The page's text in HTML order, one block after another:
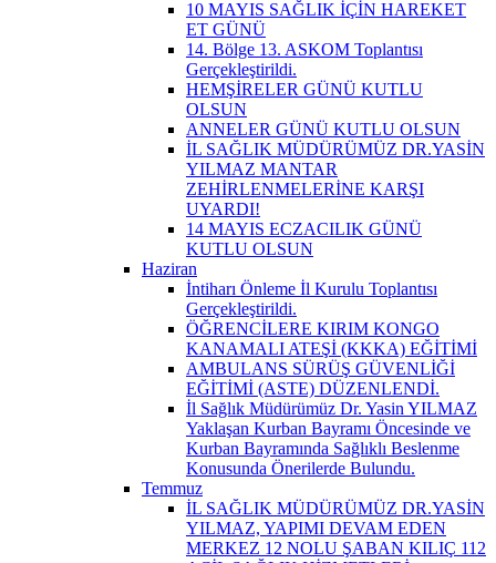
10 MAYIS SAĞLIK İÇİN HAREKET
ET GÜNÜ
14. Bölge 13. ASKOM Toplantısı
Gerçekleştirildi.
HEMŞİRELER GÜNÜ KUTLU
OLSUN
ANNELER GÜNÜ KUTLU OLSUN
İL SAĞLIK MÜDÜRÜMÜZ DR.YASİN
YILMAZ MANTAR
ZEHİRLENMELERİNE KARŞI
UYARDI!
14 MAYIS ECZACILIK GÜNÜ
KUTLU OLSUN
Haziran
İntiharı Önleme İl Kurulu Toplantısı
Gerçekleştirildi.
ÖĞRENCİLERE KIRIM KONGO
KANAMALI ATEŞİ (KKKA) EĞİTİMİ
AMBULANS SÜRÜŞ GÜVENLİĞİ
EĞİTİMİ (ASTE) DÜZENLENDİ.
İl Sağlık Müdürümüz Dr. Yasin YILMAZ
Yaklaşan Kurban Bayramı Öncesinde ve
Kurban Bayramında Sağlıklı Beslenme
Konusunda Önerilerde Bulundu.
Temmuz
İL SAĞLIK MÜDÜRÜMÜZ DR.YASİN
YILMAZ, YAPIMI DEVAM EDEN
MERKEZ 12 NOLU ŞABAN KILIÇ 112